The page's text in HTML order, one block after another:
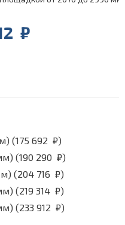
₽
₽
(175 692 ₽)
(190 290 ₽)
(204 716 ₽)
(219 314 ₽)
(233 912 ₽)